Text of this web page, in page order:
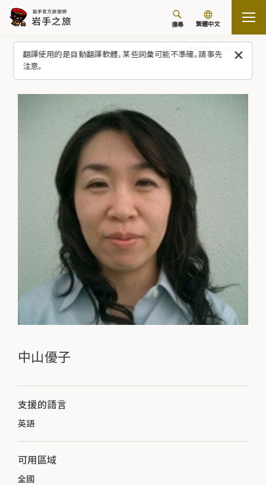
翻譯使用的是自動翻譯軟體，某些詞彙可能不準確。請事先
注意。
搜尋 繁體中文
中山優子
支援的語言
英語
可用區域
全國